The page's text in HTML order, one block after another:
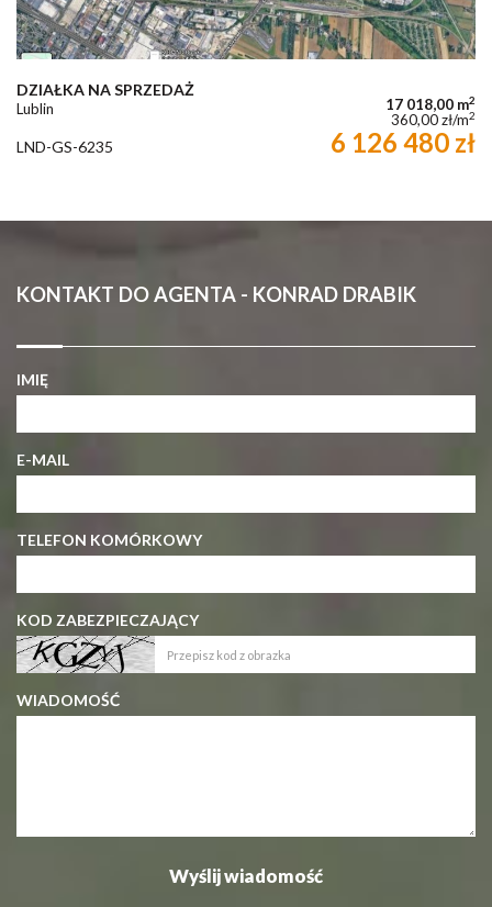
DZIAŁKA NA SPRZEDAŻ
Lublin 17 018,00 m2
360,00 zł/m2
LND-GS-6235 6 126 480 zł
KONTAKT DO AGENTA - KONRAD DRABIK
IMIĘ
E-MAIL
TELEFON KOMÓRKOWY
KOD ZABEZPIECZAJĄCY
WIADOMOŚĆ